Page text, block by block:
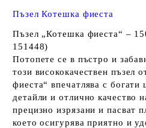
Пъзел Котешка фиеста
Пъзел „Котешка фиеста“ –
151448)
Потопете се в пъстро и
този висококачествен пъзел
фиеста“ впечатлява с богати
детайли и отлично качество
прецизно изрязани и пасват
което осигурява приятно и